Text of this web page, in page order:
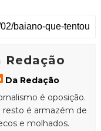
Redação
Da Redação
é oposição.
resto é armazém de
e molhados.